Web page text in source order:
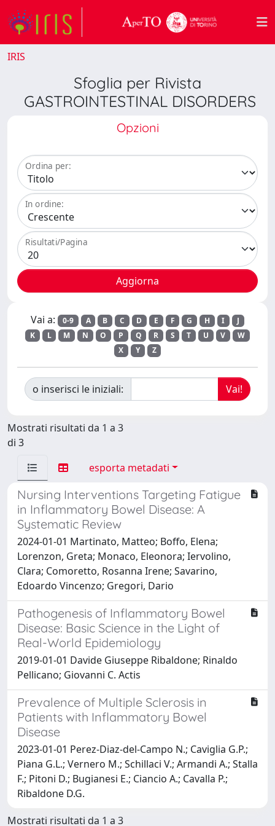
IRIS
Sfoglia per Rivista
GASTROINTESTINAL DISORDERS
Opzioni
Ordina per:
In ordine:
Risultati/Pagina
Vai a: 0-9 A B C D E F G H I
J
K
L M N O P Q R S T U V
W
X
Y Z
o inserisci le iniziali:
Mostrati risultati da 1 a 3
di 3
esporta metadati
Nursing Interventions Targeting Fatigue
in Inflammatory Bowel Disease: A
Systematic Review
2024-01-01 Martinato, Matteo; Boffo, Elena;
Lorenzon, Greta; Monaco, Eleonora; Iervolino,
Clara; Comoretto, Rosanna Irene; Savarino,
Edoardo Vincenzo; Gregori, Dario
Pathogenesis of Inflammatory Bowel
Disease: Basic Science in the Light of
Real-World Epidemiology
2019-01-01 Davide Giuseppe Ribaldone; Rinaldo
Pellicano; Giovanni C. Actis
Prevalence of Multiple Sclerosis in
Patients with Inflammatory Bowel
Disease
2023-01-01 Perez-Diaz-del-Campo N.; Caviglia G.P.;
Piana G.L.; Vernero M.; Schillaci V.; Armandi A.; Stalla
F.; Pitoni D.; Bugianesi E.; Ciancio A.; Cavalla P.;
Ribaldone D.G.
Mostrati risultati da 1 a 3